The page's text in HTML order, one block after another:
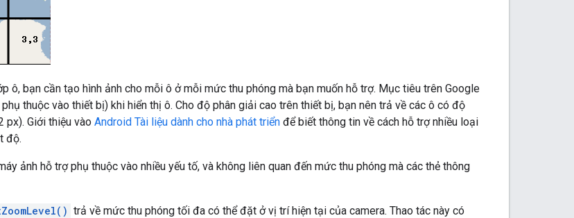
ô, bạn cần tạo hình ảnh cho mỗi ô ở mỗi mức thu phóng mà bạn muốn hỗ trợ. Mục tiêu trên Google
thuộc vào thiết bị) khi hiển thị ô. Cho độ phân giải cao trên thiết bị, bạn nên trả về các ô có độ
px). Giới thiệu vào Android Tài liệu dành cho nhà phát triển để biết thông tin về cách hỗ trợ nhiều loại
độ.
ảnh hỗ trợ phụ thuộc vào nhiều yếu tố, và không liên quan đến mức thu phóng mà các thẻ thông
trả về mức thu phóng tối đa có thể đặt ở vị trí hiện tại của camera. Thao tác này có